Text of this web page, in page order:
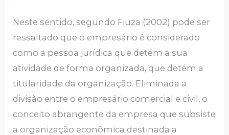
Neste sentido, segundo Fiuza (2002) pode ser
ressaltado que o empresário é considerado
como a pessoa jurídica que detém a sua
atividade de forma organizada, que detém a
titularidade da organização. Eliminada a
divisão entre o empresário comercial e civil, o
conceito abrangente da empresa que subsiste
a organização econômica destinada a